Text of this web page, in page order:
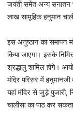
जयंती समेत अन्य सनातन
लाख सामूहिक हनुमान
इस अनुष्ठान का समापन
किया जाएगा। इसके
श्रद्धालु शामिल होंगे।
मंदिर परिसर में
यहां मंदिर से जुड़े पुजारी,
चालीसा का पाठ कर